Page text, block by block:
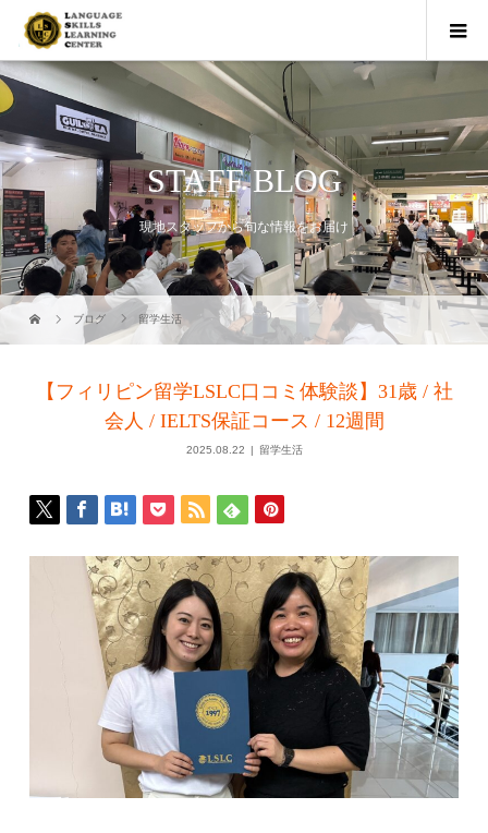
STAFF BLOG
現地スタッフから旬な情報をお届け
ブログ 留学生活
【フィリピン留学LSLC口コミ体験談】31歳 / 社
会人 / IELTS保証コース / 12週間
2025.08.22 留学生活